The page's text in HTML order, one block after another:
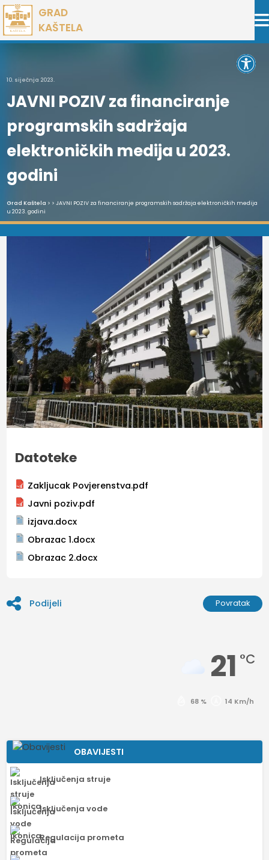
Preskoči
na
sadržaj
GRAD
KAŠTELA
10. siječnja 2023.
JAVNI POZIV za financiranje
programskih sadržaja
elektroničkih medija u 2023.
godini
Grad Kaštela > > JAVNI POZIV za financiranje programskih sadržaja elektroničkih medija
u 2023. godini
Datoteke
Zakljucak Povjerenstva.pdf
Javni poziv.pdf
izjava.docx
Obrazac 1.docx
Obrazac 2.docx
Podijeli Povratak
21 °C
68 % 14 Km/h
OBAVIJESTI
Isključenja struje
Isključenja vode
Regulacija prometa